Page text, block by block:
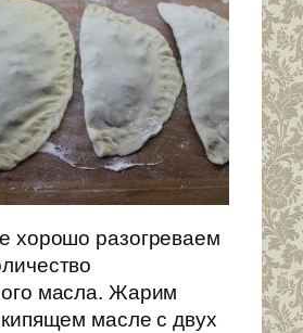
хорошо разогреваем
масла. Жарим
масле с двух